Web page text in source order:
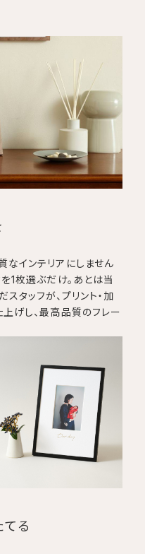
インテリアにしません
1枚選ぶだけ。あとは当
タッフが、プリント・加
げし、最高品質のフレー
る